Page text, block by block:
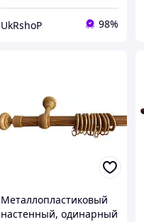
UkRshoP 98%
Металлопластиковый
настенный, одинарный